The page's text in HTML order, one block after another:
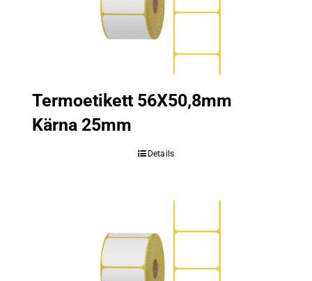
Termoetikett 56X50,8mm
Kärna 25mm
Details